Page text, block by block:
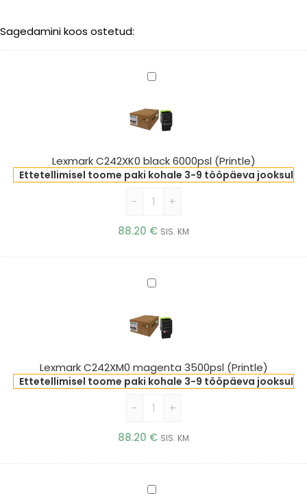
Sagedamini koos ostetud:
Lexmark
black
6000psl
Lexmark C242XK0 black 6000psl (Printle)
Ettetellimisel toome paki kohale 3-9 tööpäeva jooksul
- +
88.20 € SIS. KM
Lexmark
magenta
3500psl
Lexmark C242XM0 magenta 3500psl (Printle)
Ettetellimisel toome paki kohale 3-9 tööpäeva jooksul
- +
88.20 € SIS. KM
Lexmark